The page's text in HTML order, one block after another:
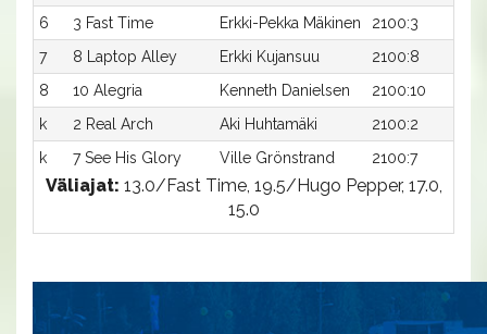
6
3 Fast Time Erkki-Pekka Mäkinen 2100:3
7
8 Laptop Alley Erkki Kujansuu 2100:8
8
10 Alegria Kenneth Danielsen 2100:10
k
2 Real Arch Aki Huhtamäki 2100:2
k
7 See His Glory Ville Grönstrand 2100:7
Väliajat: 13.0/Fast Time, 19.5/Hugo Pepper, 17.0,
15.0